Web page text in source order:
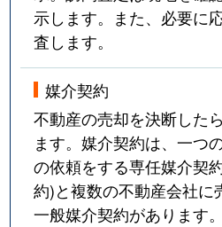
示します。また、必要に
査します。
媒介契約
不動産の売却を決断した
ます。媒介契約は、一つ
の依頼をする専任媒介契
約)と複数の不動産会社に
一般媒介契約があります。